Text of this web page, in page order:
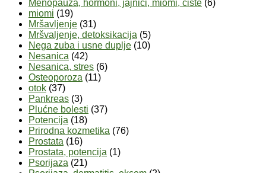
Menopauza, hormoni, jajnici, miomi, ciste (6)
miomi (19)
Mršavljenje (31)
Mršvaljenje, detoksikacija (5)
Nega zuba i usne duplje (10)
Nesanica (42)
Nesanica, stres (6)
Osteoporoza (11)
otok (37)
Pankreas (3)
Plućne bolesti (37)
Potencija (18)
Prirodna kozmetika (76)
Prostata (16)
Prostata, potencija (1)
Psorijaza (21)